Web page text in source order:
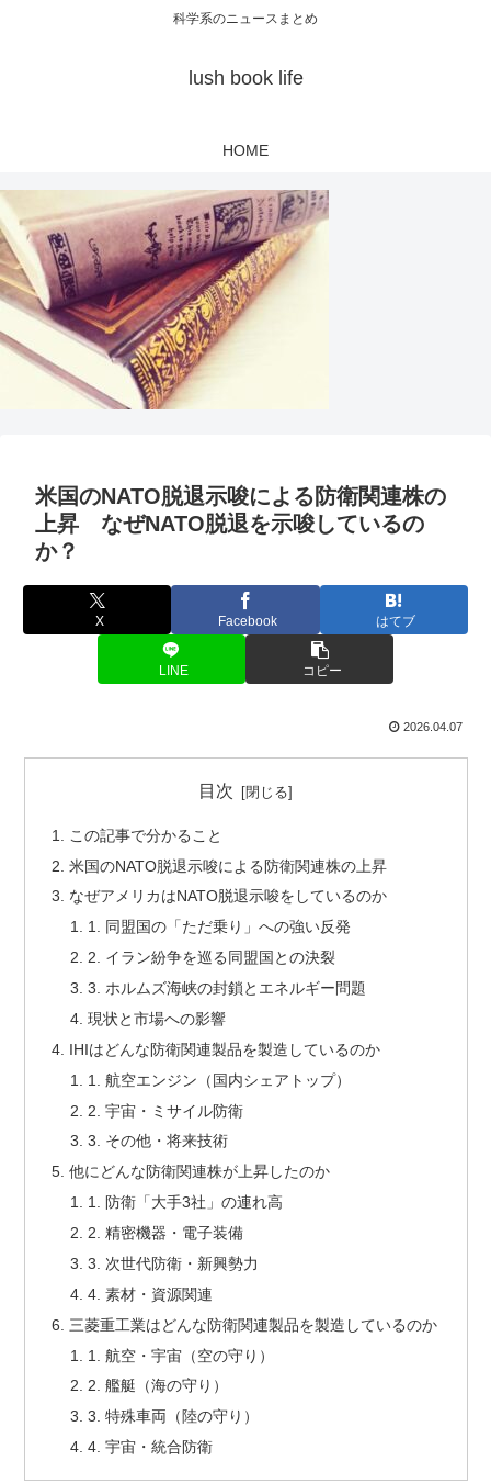
科学系のニュースまとめ
lush book life
HOME
米国のNATO脱退示唆による防衛関連株の
上昇 なぜNATO脱退を示唆しているの
か？
X Facebook はてブ
LINE コピー
2026.04.07
目次
この記事で分かること
米国のNATO脱退示唆による防衛関連株の上昇
なぜアメリカはNATO脱退示唆をしているのか
1. 同盟国の「ただ乗り」への強い反発
2. イラン紛争を巡る同盟国との決裂
3. ホルムズ海峡の封鎖とエネルギー問題
現状と市場への影響
IHIはどんな防衛関連製品を製造しているのか
1. 航空エンジン（国内シェアトップ）
2. 宇宙・ミサイル防衛
3. その他・将来技術
他にどんな防衛関連株が上昇したのか
1. 防衛「大手3社」の連れ高
2. 精密機器・電子装備
3. 次世代防衛・新興勢力
4. 素材・資源関連
三菱重工業はどんな防衛関連製品を製造しているのか
1. 航空・宇宙（空の守り）
2. 艦艇（海の守り）
3. 特殊車両（陸の守り）
4. 宇宙・統合防衛